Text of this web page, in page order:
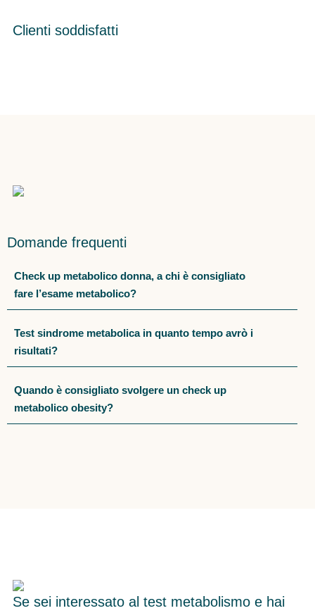
Clienti soddisfatti
Domande frequenti
Check up metabolico donna, a chi è consigliato
fare l’esame metabolico?
Test sindrome metabolica in quanto tempo avrò i
risultati?
Quando è consigliato svolgere un check up
metabolico obesity?
Se sei interessato al test metabolismo e hai